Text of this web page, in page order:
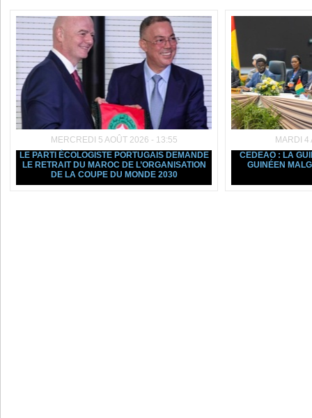
MERCREDI 5 AOÛT 2026 - 13:55
LE PARTI ÉCOLOGISTE PORTUGAIS DEMANDE
LE RETRAIT DU MAROC DE L’ORGANISATION
DE LA COUPE DU MONDE 2030
MARDI
CEDEAO : LA
GUINÉEN